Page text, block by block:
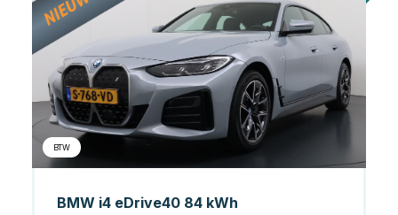
BTW
BMW i4 eDrive40 84 kWh